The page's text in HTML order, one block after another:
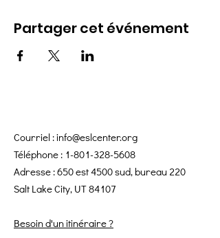
Partager cet événement
Courriel :info@eslcenter.org
Téléphone : 1-801-328-5608
Adresse : 650 est 4500 sud, bureau 220
Salt Lake City, UT 84107
Besoin d'un itinéraire ?